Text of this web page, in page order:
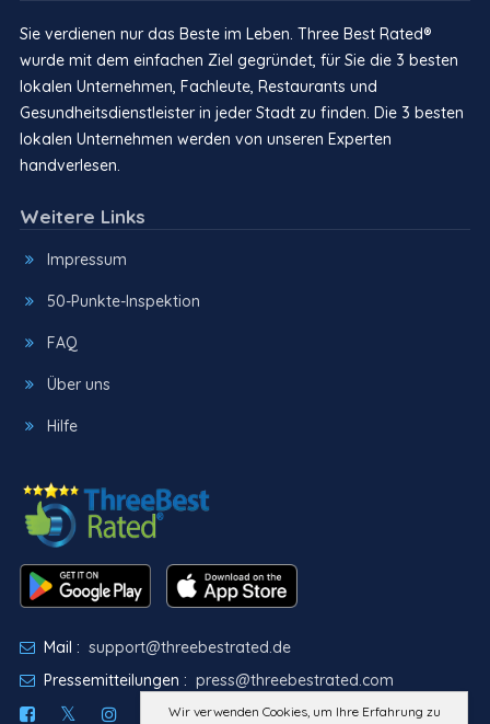
Sie verdienen nur das Beste im Leben. Three Best Rated®
wurde mit dem einfachen Ziel gegründet, für Sie die 3 besten
lokalen Unternehmen, Fachleute, Restaurants und
Gesundheitsdienstleister in jeder Stadt zu finden. Die 3 besten
lokalen Unternehmen werden von unseren Experten
handverlesen.
Weitere Links
Impressum
50-Punkte-Inspektion
FAQ
Über uns
Hilfe
Mail : support@threebestrated.de
Pressemitteilungen : press@threebestrated.com
Wir verwenden Cookies, um Ihre Erfahrung zu